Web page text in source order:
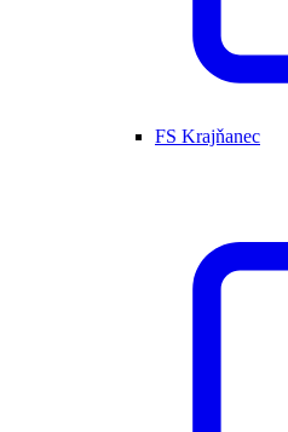
FS Krajňanec